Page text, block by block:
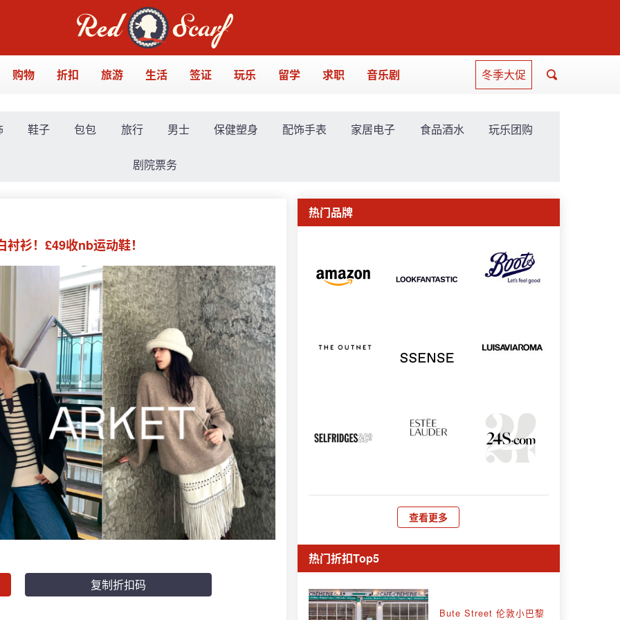
购物 折扣 旅游 生活 签证 玩乐 留学 求职 音乐剧 冬季大促
鞋子 包包 旅行 男士 保健塑身 配饰手表 家居电子 食品酒水 玩乐团购
剧院票务
衫！£49收nb运动鞋！
复制折扣码
热门品牌
查看更多
热门折扣Top5
Bute Street 伦敦小巴黎